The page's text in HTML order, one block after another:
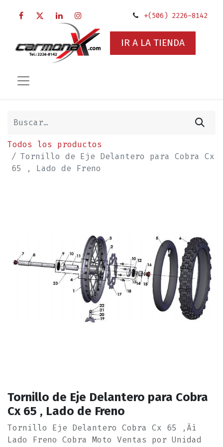
+(506) 2226-8142
IR A LA TIENDA
Todos los productos
Tornillo de Eje Delantero para Cobra Cx
65 ‚ Lado de Freno
Tornillo de Eje Delantero para Cobra
Cx 65 ‚ Lado de Freno
Tornillo Eje Delantero Cobra Cx 65 ‚Äì
Lado Freno Cobra Moto Ventas por Unidad